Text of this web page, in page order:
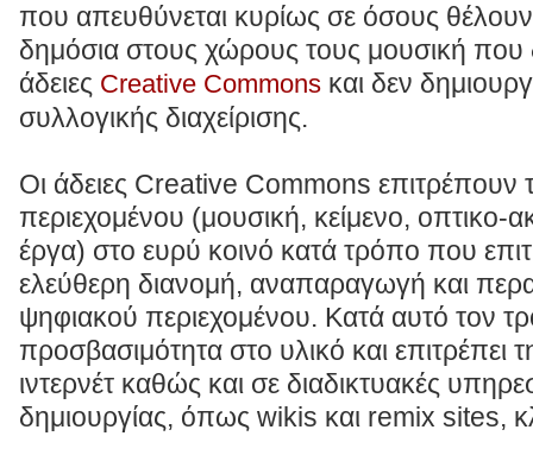
που απευθύνεται κυρίως σε όσους
δημόσια στους χώρους τους μουσική που
άδειες Creative Commons και δεν
συλλογικής διαχείρισης.
Οι άδειες Creative Commons επιτρέπουν
περιεχομένου (μουσική, κείμενο, οπτικο-
έργα) στο ευρύ κοινό κατά τρόπο που
ελεύθερη διανομή, αναπαραγωγή και
ψηφιακού περιεχομένου. Κατά αυτό τον
προσβασιμότητα στο υλικό και επιτρέπει
ιντερνέτ καθώς και σε διαδικτυακές
δημιουργίας, όπως wikis και remix sites,